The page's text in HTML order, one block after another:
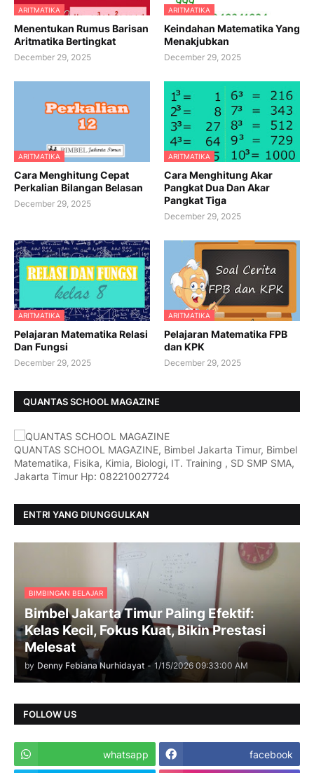
ARITMATIKA
Menentukan Rumus Barisan
Aritmatika Bertingkat
December 29, 2025
ARITMATIKA
Keindahan Matematika Yang
Menakjubkan
December 29, 2025
ARITMATIKA
Cara Menghitung Cepat
Perkalian Bilangan Belasan
December 29, 2025
ARITMATIKA
Cara Menghitung Akar
Pangkat Dua Dan Akar
Pangkat Tiga
December 29, 2025
ARITMATIKA
Pelajaran Matematika Relasi
Dan Fungsi
December 29, 2025
ARITMATIKA
Pelajaran Matematika FPB
dan KPK
December 29, 2025
QUANTAS SCHOOL MAGAZINE
QUANTAS SCHOOL MAGAZINE, Bimbel Jakarta Timur, Bimbel
Matematika, Fisika, Kimia, Biologi, IT. Training , SD SMP SMA,
Jakarta Timur Hp: 082210027724
ENTRI YANG DIUNGGULKAN
BIMBINGAN BELAJAR
Bimbel Jakarta Timur Paling Efektif:
Kelas Kecil, Fokus Kuat, Bikin Prestasi
Melesat
by Denny Febiana Nurhidayat - 1/15/2026 09:33:00 AM
FOLLOW US
whatsapp facebook